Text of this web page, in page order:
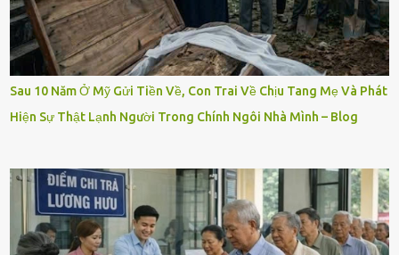
Sau 10 Năm Ở Mỹ Gửi Tiền Về, Con Trai Về Chịu Tang Mẹ Và Phát
Hiện Sự Thật Lạnh Người Trong Chính Ngôi Nhà Mình – Blog